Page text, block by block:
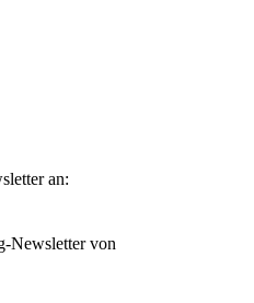
an:
Newsletter von